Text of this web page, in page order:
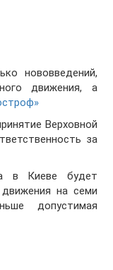
нововведений,
движения, а
Верховной
за
в Киеве будет
движения на семи
допустимая